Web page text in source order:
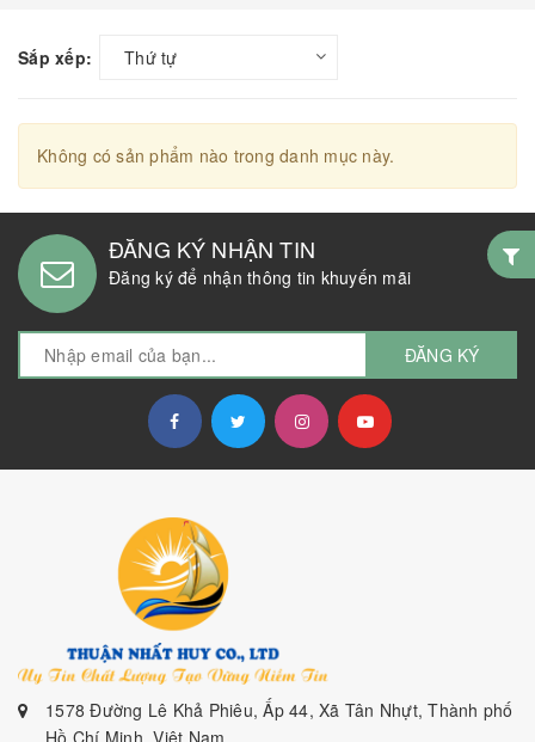
Sắp xếp: Thứ tự
Không có sản phẩm nào trong danh mục này.
ĐĂNG KÝ NHẬN TIN
Đăng ký để nhận thông tin khuyến mãi
ĐĂNG KÝ
1578 Đường Lê Khả Phiêu, Ấp 44, Xã Tân Nhựt, Thành phố
Hồ Chí Minh, Việt Nam